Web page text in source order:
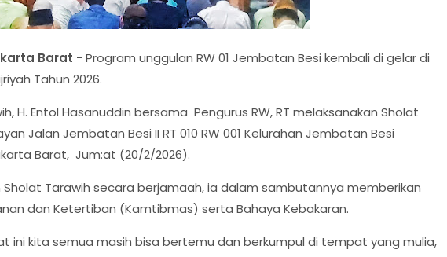
Barat - Program unggulan RW 01 Jembatan Besi kembali di gelar di
Tahun 2026.
H. Entol Hasanuddin bersama Pengurus RW, RT melaksanakan Sholat
Jalan Jembatan Besi II RT 010 RW 001 Kelurahan Jembatan Besi
Barat, Jum:at (20/2/2026).
Sholat Tarawih secara berjamaah, ia dalam sambutannya memberikan
dan Ketertiban (Kamtibmas) serta Bahaya Kebakaran.
ini kita semua masih bisa bertemu dan berkumpul di tempat yang mulia,